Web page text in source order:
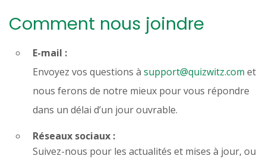
Comment nous joindre
E-mail :
Envoyez vos questions à support@quizwitz.com et
nous ferons de notre mieux pour vous répondre
dans un délai d’un jour ouvrable.
Réseaux sociaux :
Suivez-nous pour les actualités et mises à jour, ou